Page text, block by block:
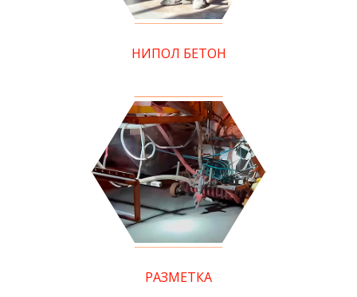
НИПОЛ БЕТОН
РАЗМЕТКА